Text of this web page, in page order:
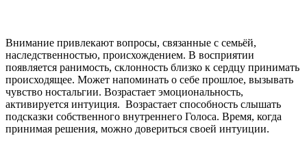
Внимание привлекают вопросы, связанные с семьёй,
наследственностью, происхождением. В восприятии
появляется ранимость, склонность близко к сердцу принимать
происходящее. Может напоминать о себе прошлое, вызывать
чувство ностальгии. Возрастает эмоциональность,
активируется интуиция. Возрастает способность слышать
подсказки собственного внутреннего Голоса. Время, когда
принимая решения, можно довериться своей интуиции.